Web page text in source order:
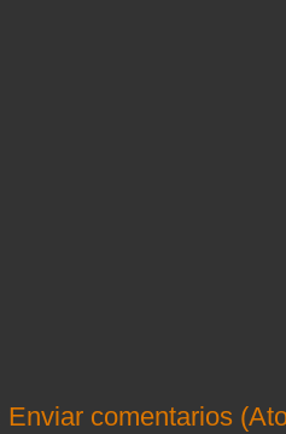
Enviar comentarios